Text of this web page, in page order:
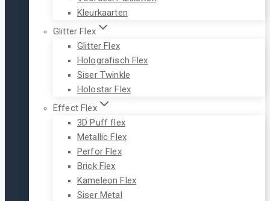
Kleurkaarten
Glitter Flex
Glitter Flex
Holografisch Flex
Siser Twinkle
Holostar Flex
Effect Flex
3D Puff flex
Metallic Flex
Perfor Flex
Brick Flex
Kameleon Flex
Siser Metal